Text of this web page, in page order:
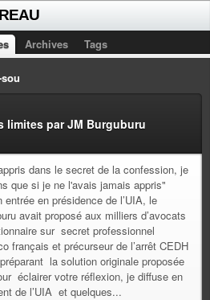
Archives Tags
limites par JM Burguburu
dans le secret de la confession, je
que si je ne l'avais jamais appris"
en présidence de l’UIA, le
avait proposé aux milliers d’avocats
sur secret professionnel
français et précurseur de l’arrêt CEDH
la solution originale proposée
éclairer votre réflexion, je diffuse en
de l’UIA et quelques...